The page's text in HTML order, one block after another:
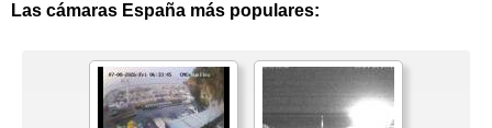
Las cámaras España más populares: